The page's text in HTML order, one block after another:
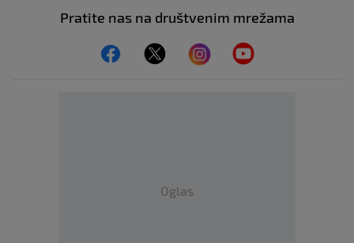
Pratite nas na društvenim mrežama
Oglas